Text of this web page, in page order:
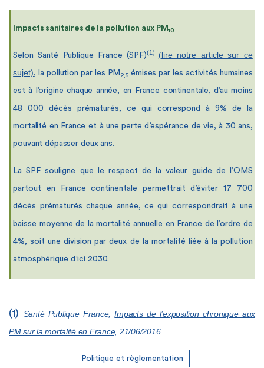
Impacts sanitaires de la pollution aux PM10
Selon Santé Publique France (SPF)(1)
(lire notre article sur ce
sujet), la pollution par les PM 2,5émises par les activités humaines
est à l’origine chaque année, en France continentale, d’au moins
48 000 décès prématurés, ce qui correspond à 9% de la
mortalité en France et à une perte d’espérance de vie, à 30 ans,
pouvant dépasser deux ans.
La SPF souligne que le respect de la valeur guide de l’OMS
partout en France continentale permettrait d’éviter 17 700
décès prématurés chaque année, ce qui correspondrait à une
baisse moyenne de la mortalité annuelle en France de l’ordre de
4%, soit une division par deux de la mortalité liée à la pollution
atmosphérique d’ici 2030.
(1) Santé Publique France,Impacts de l’exposition chronique aux
PM sur la mortalité en France, 21/06/2016.
Politique et règlementation